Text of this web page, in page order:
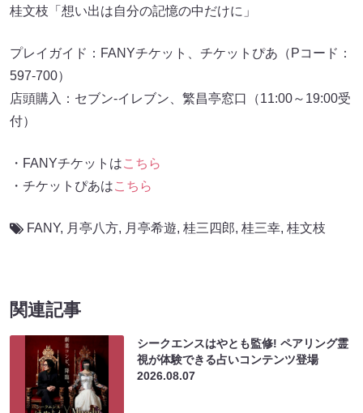
桂文枝「想い出は自分の記憶の中だけに」
プレイガイド：FANYチケット、チケットぴあ（Pコード：
597-700）
店頭購入：セブン-イレブン、繁昌亭窓口（11:00～19:00受
付）
・FANYチケットはこちら
・チケットぴあはこちら
FANY, 月亭八方, ⽉亭希遊, 桂三四郎, 桂三幸, 桂文枝
関連記事
シークエンスはやとも監修! ペアリング霊
視が体験できる占いコンテンツ登場
2026.08.07